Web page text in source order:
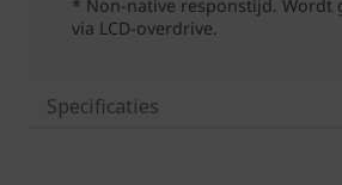
Specificaties